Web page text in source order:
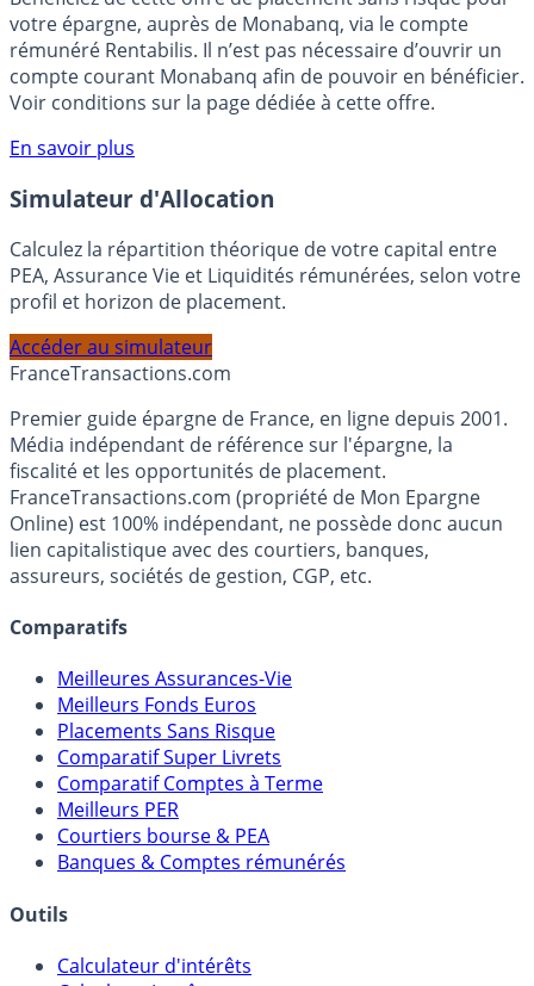
Bénéficiez de cette offre de placement sans risque pour
votre épargne, auprès de Monabanq, via le compte
rémunéré Rentabilis. Il n’est pas nécessaire d’ouvrir un
compte courant Monabanq afin de pouvoir en bénéficier.
Voir conditions sur la page dédiée à cette offre.
En savoir plus
Simulateur d'Allocation
Calculez la répartition théorique de votre capital entre
PEA, Assurance Vie et Liquidités rémunérées, selon votre
profil et horizon de placement.
Accéder au simulateur
FranceTransactions.com
Premier guide épargne de France, en ligne depuis 2001.
Média indépendant de référence sur l'épargne, la
fiscalité et les opportunités de placement.
FranceTransactions.com (propriété de Mon Epargne
Online) est 100% indépendant, ne possède donc aucun
lien capitalistique avec des courtiers, banques,
Meilleures Assurances-Vie
Meilleurs Fonds Euros
Placements Sans Risque
Comparatif Super Livrets
Comparatif Comptes à Terme
Meilleurs PER
Courtiers bourse & PEA